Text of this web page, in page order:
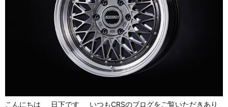
こんにちは 日下です いつもCRSのブログをご覧いただきあり